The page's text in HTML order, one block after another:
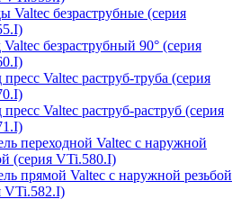
Valtec безраструбные (серия
безраструбный 90° (серия
Valtec раструб-труба (серия
Valtec раструб-раструб (серия
переходной Valtec с наружной
(серия VTi.580.I)
прямой Valtec с наружной резьбой
VTi.582.I)